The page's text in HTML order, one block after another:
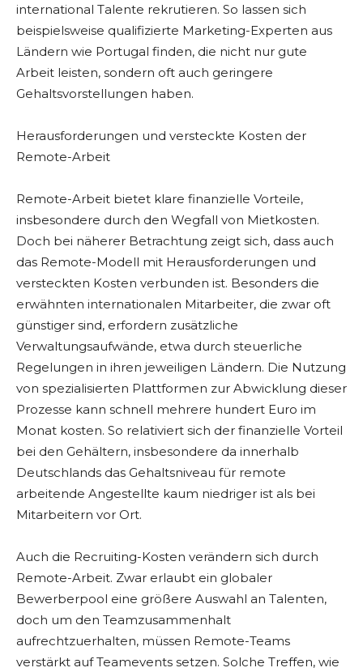
international Talente rekrutieren. So lassen sich
beispielsweise qualifizierte Marketing-Experten aus
Ländern wie Portugal finden, die nicht nur gute
Arbeit leisten, sondern oft auch geringere
Gehaltsvorstellungen haben.
Herausforderungen und versteckte Kosten der
Remote-Arbeit
Remote-Arbeit bietet klare finanzielle Vorteile,
insbesondere durch den Wegfall von Mietkosten.
Doch bei näherer Betrachtung zeigt sich, dass auch
das Remote-Modell mit Herausforderungen und
versteckten Kosten verbunden ist. Besonders die
erwähnten internationalen Mitarbeiter, die zwar oft
günstiger sind, erfordern zusätzliche
Verwaltungsaufwände, etwa durch steuerliche
Regelungen in ihren jeweiligen Ländern. Die Nutzung
von spezialisierten Plattformen zur Abwicklung dieser
Prozesse kann schnell mehrere hundert Euro im
Monat kosten. So relativiert sich der finanzielle Vorteil
bei den Gehältern, insbesondere da innerhalb
Deutschlands das Gehaltsniveau für remote
arbeitende Angestellte kaum niedriger ist als bei
Mitarbeitern vor Ort.
Auch die Recruiting-Kosten verändern sich durch
Remote-Arbeit. Zwar erlaubt ein globaler
Bewerberpool eine größere Auswahl an Talenten,
doch um den Teamzusammenhalt
aufrechtzuerhalten, müssen Remote-Teams
verstärkt auf Teamevents setzen. Solche Treffen, wie